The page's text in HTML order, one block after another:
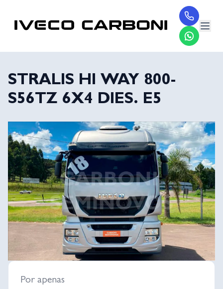
STRALIS HI WAY 800-
S56TZ 6X4 DIES. E5
Por apenas